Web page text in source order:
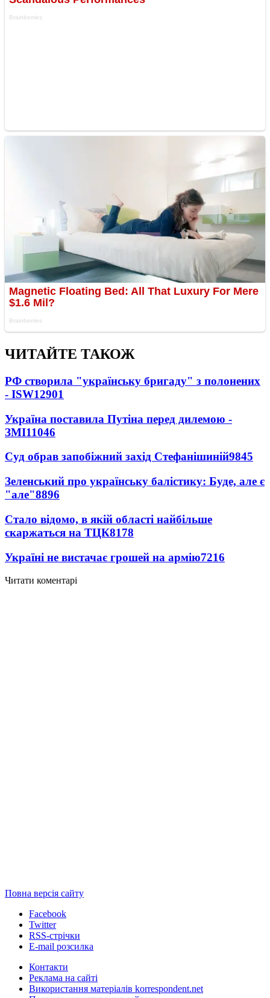
ЧИТАЙТЕ ТАКОЖ
РФ створила "українську бригаду" з полонених
- ISW12901
Україна поставила Путіна перед дилемою -
ЗМІ11046
Суд обрав запобіжний захід Стефанішиній9845
Зеленський про українську балістику: Буде, але є
"але"8896
Стало відомо, в якій області найбільше
скаржаться на ТЦК8178
Україні не вистачає грошей на армію7216
Читати коментарі
Повна версія сайту
Facebook
Twitter
RSS-стрічки
E-mail розсилка
Контакти
Реклама на сайті
Використання матеріалів korrespondent.net